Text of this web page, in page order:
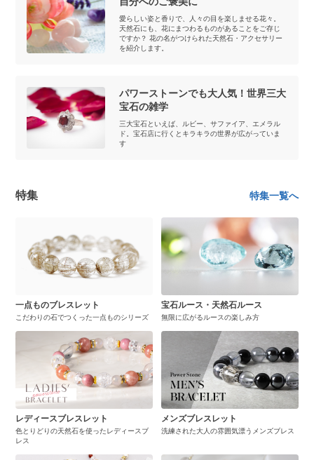
愛らしい姿と香りで、人々の目を楽しませる花々。
天然石にも、花にまつわるものがあることをご存じ
ですか？ 花の名がつけられた天然石・アクセサリー
を紹介します。
パワーストーンでも大人気！世界三大
宝石の雑学
三大宝石といえば、ルビー、サファイア、エメラル
ド。宝石店に行くとキラキラの世界が広がっていま
す
特集 特集一覧へ
一点ものブレスレット
こだわりの石でつくった一点ものシリーズ
宝石ルース・天然石ルース
無限に広がるルースの楽しみ方
レディースブレスレット
色とりどりの天然石を使ったレディースブ
レス
メンズブレスレット
洗練された大人の雰囲気漂うメンズブレス